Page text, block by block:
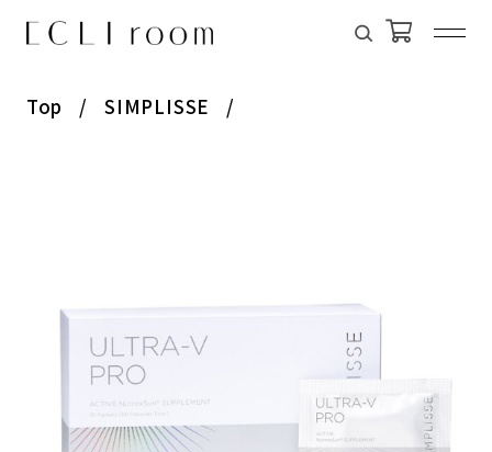
Top SIMPLISSE